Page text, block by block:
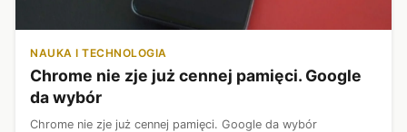
NAUKA I TECHNOLOGIA
Chrome nie zje już cennej pamięci. Google
da wybór
Chrome nie zje już cennej pamięci. Google da wybór